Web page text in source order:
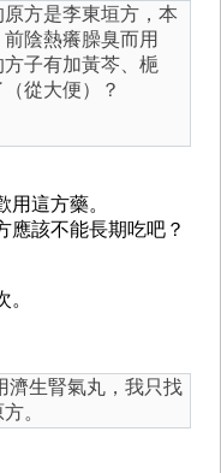
方是李東垣方，本
陰熱癢臊臭而用
子有加黃芩、梔
從大便）？
這方藥。
應該不能長期吃吧？
濟生腎氣丸，我只找
。